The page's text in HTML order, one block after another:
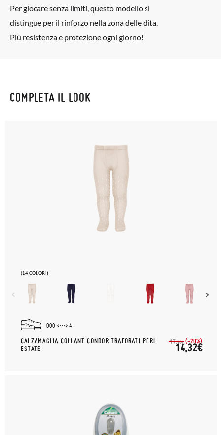
Per giocare senza limiti, questo modello si
distingue per il rinforzo nella zona delle dita.
Più resistenza e protezione ogni giorno!
COMPLETA IL LOOK
(14 COLORI)
000 4
CALZAMAGLIA COLLANT CONDOR TRAFORATI PERL
ESTATE
17,90€ (-20%)
14,32€